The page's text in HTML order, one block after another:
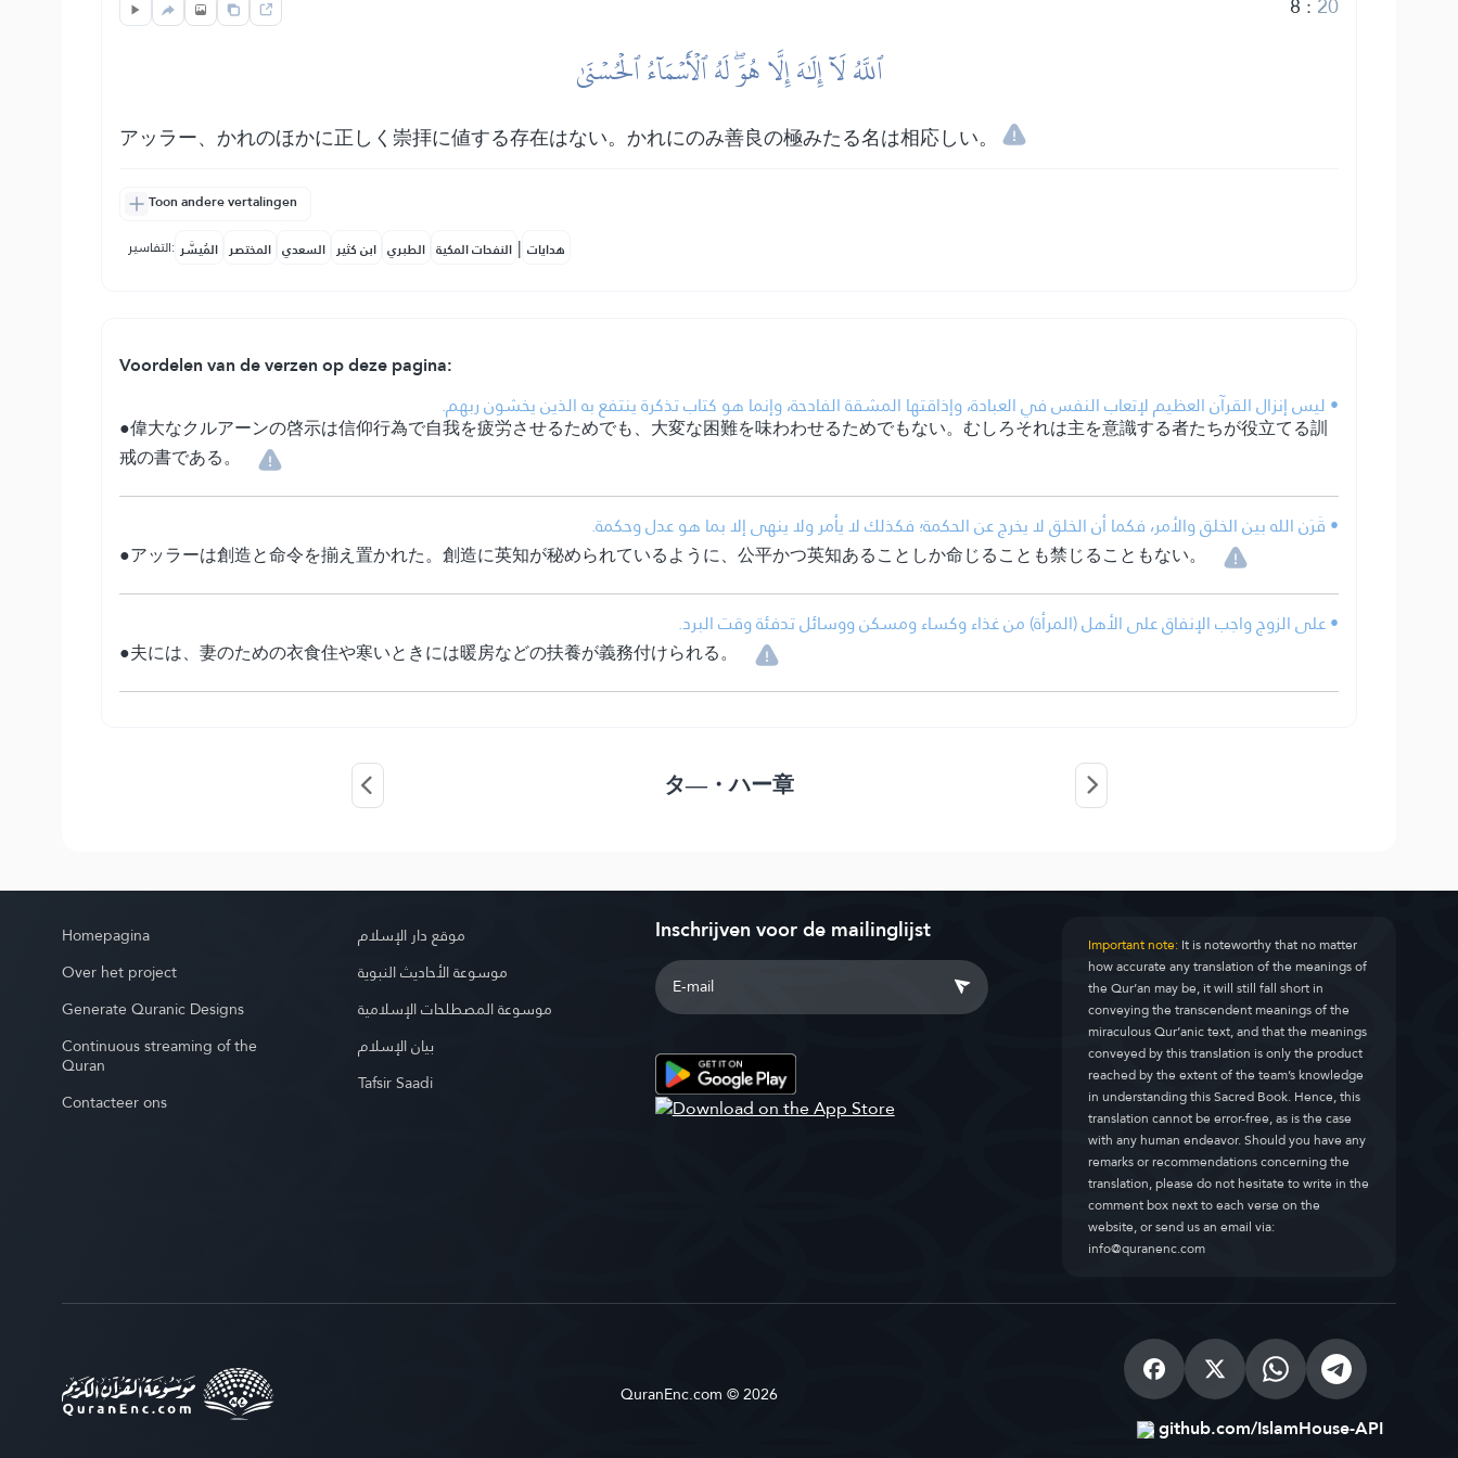
ٱللَّهُ لَآ إِلَٰهَ إِلَّا هُوَۖ لَهُ ٱلۡأَسۡمَآءُ ٱلۡحُسۡنَىٰ
アッラー、かれのほかに正しく崇拝に値する存在はない。かれにのみ善良の極みたる名は相応しい。
Toon andere vertalingen
التفاسير: المُيسَّر المختصر السعدي ابن كثير الطبري النفحات المكية | هدايات
Voordelen van de verzen op deze pagina:
• ليس إنزال القرآن العظيم لإتعاب النفس في العبادة، وإذاقتها المشقة الفادحة، وإنما هو كتاب تذكرة ينتفع به الذين يخشون ربهم.
●偉大なクルアーンの啓示は信仰行為で自我を疲労させるためでも、大変な困難を味わわせるためでもない。むしろそれは主を意識する者たちが役立てる訓
戒の書である。
• قَرَن الله بين الخلق والأمر، فكما أن الخلق لا يخرج عن الحكمة؛ فكذلك لا يأمر ولا ينهى إلا بما هو عدل وحكمة.
●アッラーは創造と命令を揃え置かれた。創造に英知が秘められているように、公平かつ英知あることしか命じることも禁じることもない。
• على الزوج واجب الإنفاق على الأهل (المرأة) من غذاء وكساء ومسكن ووسائل تدفئة وقت البرد.
●夫には、妻のための衣食住や寒いときには暖房などの扶養が義務付けられる。
タ―・ハー章
Homepagina
Over het project
Generate Quranic Designs
Continuous streaming of the
Quran
Contacteer ons
موقع دار الإسلام
موسوعة الأحاديث النبوية
موسوعة المصطلحات الإسلامية
بيان الإسلام
Tafsir Saadi
Inschrijven voor de mailinglijst Important note:It is noteworthy that no matter
how accurate any translation of the meanings of
the Qur’an may be, it will still fall short in
conveying the transcendent meanings of the
miraculous Qur’anic text, and that the meanings
conveyed by this translation is only the product
reached by the extent of the team’s knowledge
in understanding this Sacred Book. Hence, this
translation cannot be error-free, as is the case
with any human endeavor. Should you have any
remarks or recommendations concerning the
translation, please do not hesitate to write in the
comment box next to each verse on the
website, or send us an email via:
info@quranenc.com
QuranEnc.com © 2026
github.com/IslamHouse-API